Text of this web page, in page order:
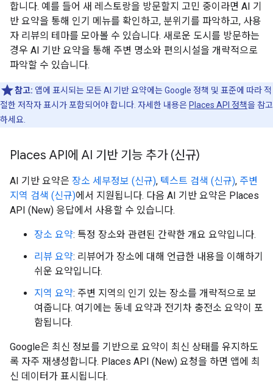
합니다. 예를 들어 새 레스토랑을 방문할지 고민 중이라면 AI 기
반 요약을 통해 인기 메뉴를 확인하고, 분위기를 파악하고, 사용
자 리뷰의 테마를 모아볼 수 있습니다. 새로운 도시를 방문하는
경우 AI 기반 요약을 통해 주변 명소와 편의시설을 개략적으로
파악할 수 있습니다.
참고: 앱에 표시되는 모든 AI 기반 요약에는 Google 정책 및 표준에 따라 적
절한 저작자 표시가 포함되어야 합니다. 자세한 내용은 Places API 정책을 참고
하세요.
Places API에 AI 기반 기능 추가 (신규)
AI 기반 요약은 장소 세부정보 (신규), 텍스트 검색 (신규), 주변
지역 검색 (신규)에서 지원됩니다. 다음 AI 기반 요약은 Places
API (New) 응답에서 사용할 수 있습니다.
장소 요약: 특정 장소와 관련된 간략한 개요 요약입니다.
리뷰 요약: 리뷰어가 장소에 대해 언급한 내용을 이해하기
쉬운 요약입니다.
지역 요약: 주변 지역의 인기 있는 장소를 개략적으로 보
여줍니다. 여기에는 동네 요약과 전기차 충전소 요약이 포
함됩니다.
Google은 최신 정보를 기반으로 요약이 최신 상태를 유지하도
록 자주 재생성합니다. Places API (New) 요청을 하면 앱에 최
신 데이터가 표시됩니다.